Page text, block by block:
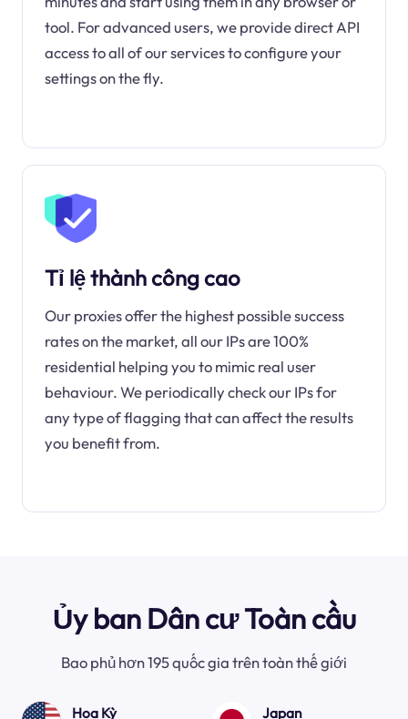
tool. For advanced users, we provide direct API
access to all of our services to configure your
settings on the fly.
Tỉ lệ thành công cao
Our proxies offer the highest possible success
rates on the market, all our IPs are 100%
residential helping you to mimic real user
behaviour. We periodically check our IPs for
any type of flagging that can affect the results
you benefit from.
Ủy ban Dân cư Toàn cầu
Bao phủ hơn 195 quốc gia trên toàn thế giới
Hoa Kỳ Japan